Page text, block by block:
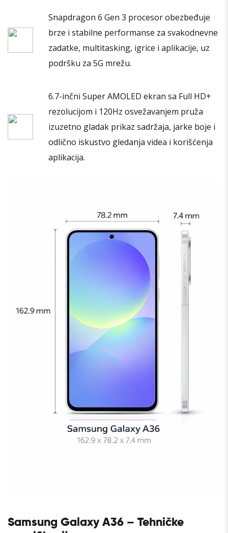
Snapdragon 6 Gen 3 procesor obezbeđuje
brze i stabilne performanse za svakodnevne
zadatke, multitasking, igrice i aplikacije, uz
podršku za 5G mrežu.
6.7-inčni Super AMOLED ekran sa Full HD+
rezolucijom i 120Hz osvežavanjem pruža
izuzetno gladak prikaz sadržaja, jarke boje i
odlično iskustvo gledanja videa i korišćenja
aplikacija.
Samsung Galaxy A36 – Tehničke